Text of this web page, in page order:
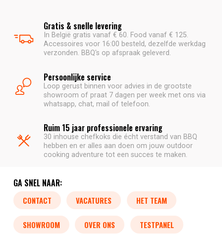
Gratis & snelle levering
In België gratis vanaf € 60. Food vanaf € 125.
Accessoires voor 16:00 besteld, dezelfde werkdag
verzonden. BBQ's op afspraak geleverd.
Persoonlijke service
Loop gerust binnen voor advies in de grootste
showroom of praat 7 dagen per week met ons via
whatsapp, chat, mail of telefoon.
Ruim 15 jaar professionele ervaring
30 inhouse chefkoks die écht verstand van BBQ
hebben en er alles aan doen om jouw outdoor
cooking adventure tot een succes te maken.
GA SNEL NAAR:
CONTACT VACATURES HET TEAM
SHOWROOM OVER ONS TESTPANEL